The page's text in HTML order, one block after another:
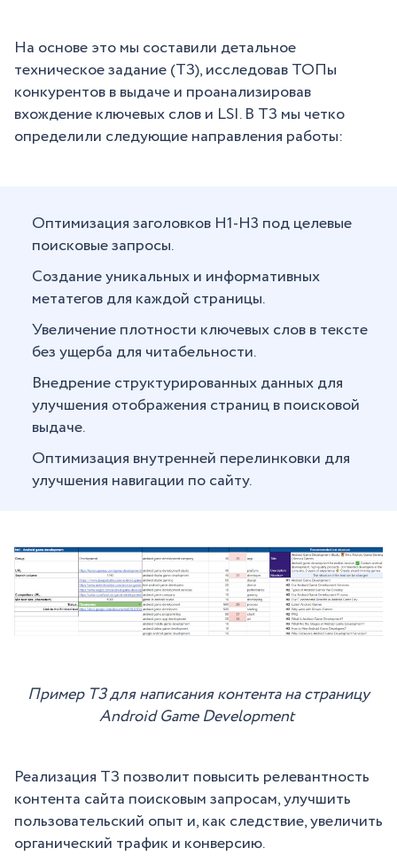
На основе это мы составили детальное
техническое задание (ТЗ), исследовав ТОПы
конкурентов в выдаче и проанализировав
вхождение ключевых слов и LSI. В ТЗ мы четко
определили следующие направления работы:
Оптимизация заголовков H1-H3 под целевые
поисковые запросы.
Создание уникальных и информативных
метатегов для каждой страницы.
Увеличение плотности ключевых слов в тексте
без ущерба для читабельности.
Внедрение структурированных данных для
улучшения отображения страниц в поисковой
выдаче.
Оптимизация внутренней перелинковки для
улучшения навигации по сайту.
Пример ТЗ для написания контента на страницу
Android Game Development
Реализация ТЗ позволит повысить релевантность
контента сайта поисковым запросам, улучшить
пользовательский опыт и, как следствие, увеличить
органический трафик и конверсию.